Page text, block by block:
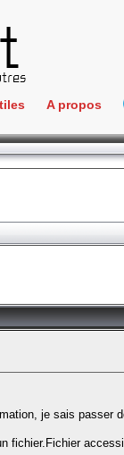
Connect
A propos
L'équipe
Hall Of
je sais passer
fichier.Fichier